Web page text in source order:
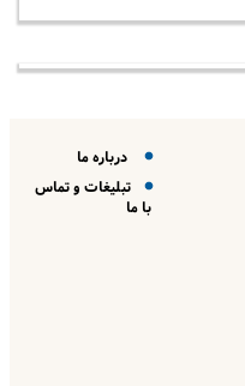
درباره ما
تبلیغات و تماس
با ما